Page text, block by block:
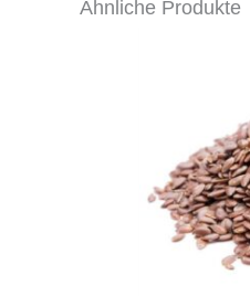
Ähnliche Produkte